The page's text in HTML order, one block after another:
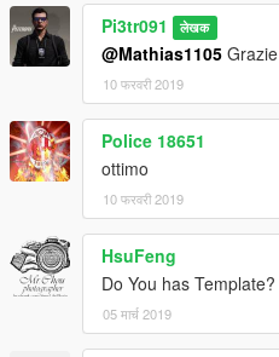
Pi3tr091 लेखक
@Mathias1105 Grazie
10 फरवरी 2019
Police 18651
ottimo
10 फरवरी 2019
HsuFeng
Do You has Template?
05 मार्च 2019